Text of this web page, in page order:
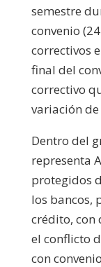
semestre
convenio
correctivos
final del
correctivo
variación
Dentro del
representa
protegidos
los bancos,
crédito, con
el conflicto
con